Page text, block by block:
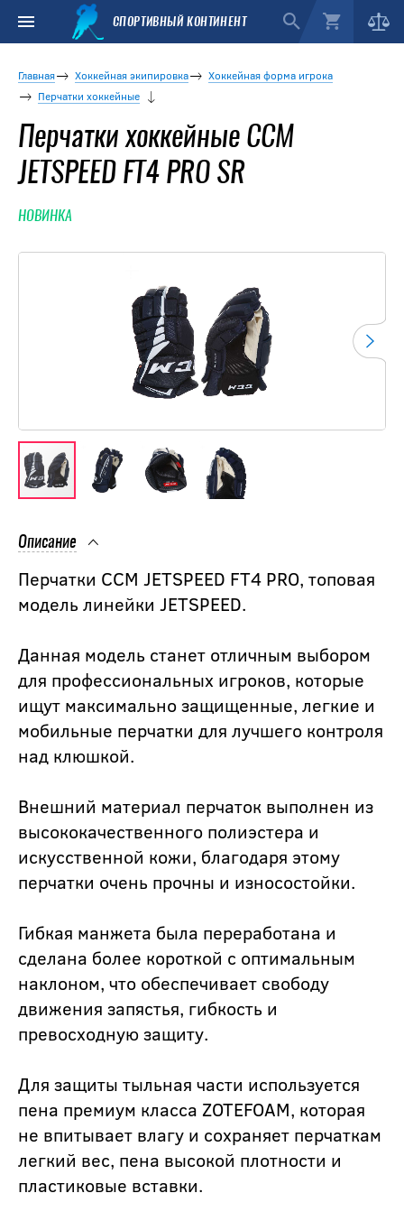
СПОРТИВНЫЙ КОНТИНЕНТ
Главная Хоккейная экипировка
Хоккейная форма игрока
Перчатки хоккейные
Перчатки хоккейные CCM
JETSPEED FT4 PRO SR
НОВИНКА
Описание
Перчатки CCM JETSPEED FT4 PRO, топовая
модель линейки JETSPEED.
Данная модель станет отличным выбором
для профессиональных игроков, которые
ищут максимально защищенные, легкие и
мобильные перчатки для лучшего контроля
над клюшкой.
Внешний материал перчаток выполнен из
высококачественного полиэстера и
искусственной кожи, благодаря этому
перчатки очень прочны и износостойки.
Гибкая манжета была переработана и
сделана более короткой с оптимальным
наклоном, что обеспечивает свободу
движения запястья, гибкость и
превосходную защиту.
Для защиты тыльная части используется
пена премиум класса ZOTEFOAM, которая
не впитывает влагу и сохраняет перчаткам
легкий вес, пена высокой плотности и
пластиковые вставки.